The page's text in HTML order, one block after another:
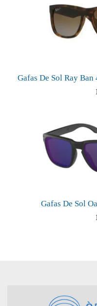
Gafas De Sol Ray
Gafas De Sol